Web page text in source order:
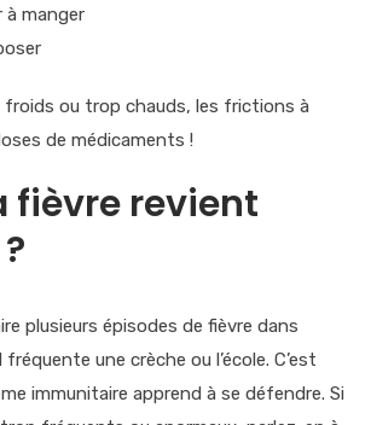
à manger
froids ou trop chauds, les frictions à
de médicaments !
fièvre revient
plusieurs épisodes de fièvre dans
fréquente une crèche ou l’école. C’est
immunitaire apprend à se défendre. Si